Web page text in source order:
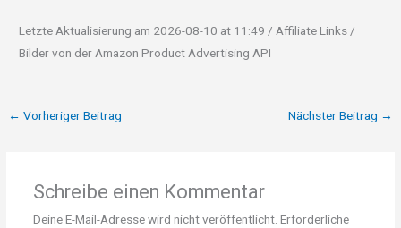
Letzte Aktualisierung am 2026-08-10 at 11:49 / Affiliate Links /
Bilder von der Amazon Product Advertising API
← Vorheriger Beitrag Nächster Beitrag →
Schreibe einen Kommentar
Deine E-Mail-Adresse wird nicht veröffentlicht. Erforderliche